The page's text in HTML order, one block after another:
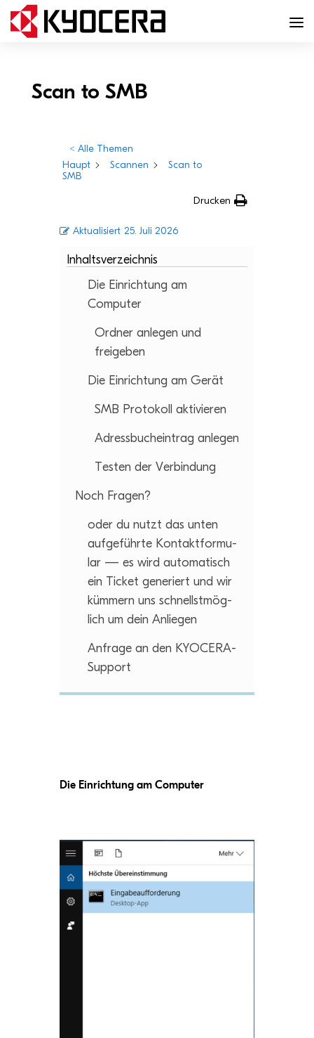
Scan to SMB
< Alle Themen
Haupt
Scannen
Scan to
SMB
Drucken
Aktualisiert 25. Juli 2026
Inhaltsverzeichnis
Die Ein­rich­tung am
Computer
Ord­ner anle­gen und
freigeben
Die Ein­rich­tung am Gerät
SMB Pro­to­koll aktivieren
Adress­buch­ein­trag anlegen
Tes­ten der Verbindung
Noch Fra­gen?
oder du nutzt das unten
auf­ge­führte Kon­takt­for­mu­
lar — es wird auto­ma­tisch
ein Ticket gene­riert und wir
küm­mern uns schnellst­mög­
lich um dein Anliegen
Anfrage an den KYOCERA-
Support
Die Ein­rich­tung am Computer